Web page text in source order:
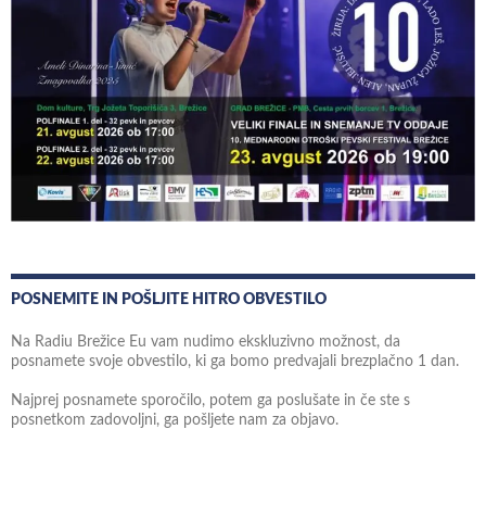
POSNEMITE IN POŠLJITE HITRO OBVESTILO
Na Radiu Brežice Eu vam nudimo ekskluzivno možnost, da
posnamete svoje obvestilo, ki ga bomo predvajali brezplačno 1 dan.
Najprej posnamete sporočilo, potem ga poslušate in če ste s
posnetkom zadovoljni, ga pošljete nam za objavo.